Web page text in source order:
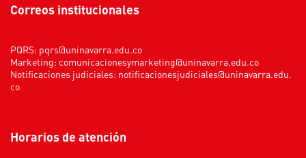
Correos institucionales
PQRS: pqrs@uninavarra.edu.co
Marketing: comunicacionesymarketing@uninavarra.edu.co
Notificaciones judiciales: notificacionesjudiciales@uninavarra.edu.
co
Horarios de atención